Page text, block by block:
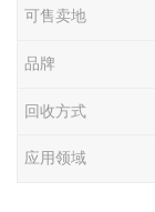
可售卖地
品牌
回收方式
应用领域